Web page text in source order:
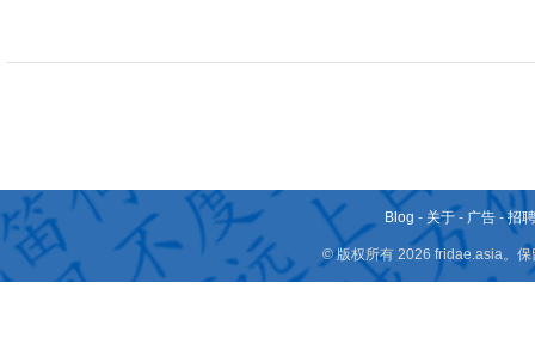
Blog - 关于 - 广告 -招
© 版权所有 2026 fridae.asia。